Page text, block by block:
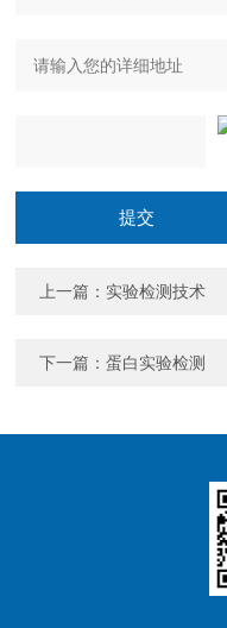
上一篇： 实验检测技术
下一篇：蛋白实验检测